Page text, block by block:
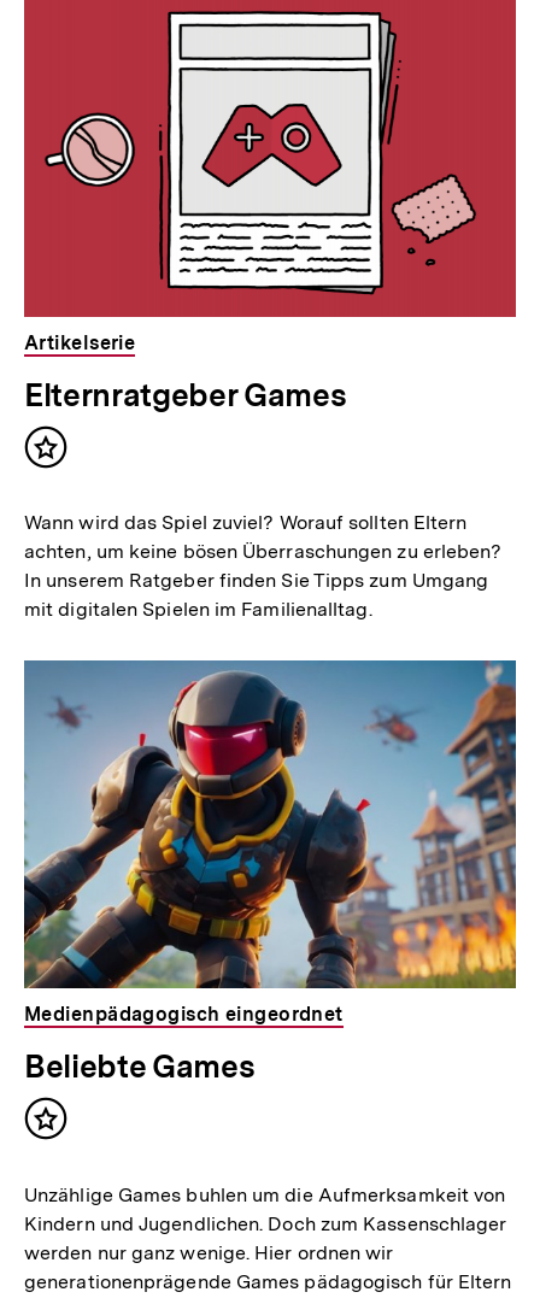
Artikelserie
Elternratgeber Games
Inhalt
Wann wird das Spiel zuviel? Worauf sollten Eltern
achten, um keine bösen Überraschungen zu erleben?
In unserem Ratgeber finden Sie Tipps zum Umgang
mit digitalen Spielen im Familienalltag.
Medienpädagogisch eingeordnet
Beliebte Games
Inhalt
Unzählige Games buhlen um die Aufmerksamkeit von
Kindern und Jugendlichen. Doch zum Kassenschlager
werden nur ganz wenige. Hier ordnen wir
generationenprägende Games pädagogisch für Eltern